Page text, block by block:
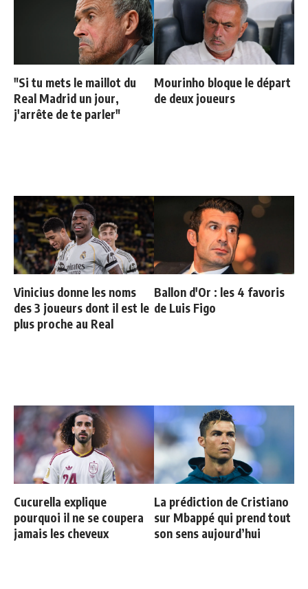
"Si tu mets le maillot du
Real Madrid un jour,
j'arrête de te parler"
Mourinho bloque le départ
de deux joueurs
Vinicius donne les noms
des 3 joueurs dont il est le
plus proche au Real
Ballon d'Or : les 4 favoris
de Luis Figo
Cucurella explique
pourquoi il ne se coupera
jamais les cheveux
La prédiction de Cristiano
sur Mbappé qui prend tout
son sens aujourd’hui